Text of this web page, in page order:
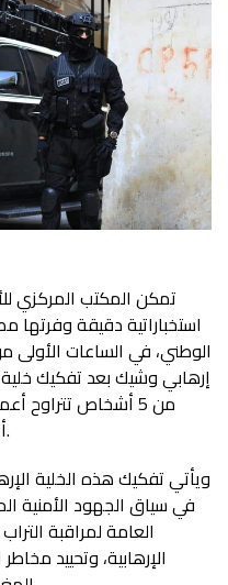
تمكن المكتب المركزي
استخباراتية دقيقة وفرتها
الوطني، في الساعات
إرهابي وشيك بعد تفكيك
أعلنوا ‘الولاء’ لتنظيم داعش الإرهابي.
ويأتي تفكيك هذه الخلية
في سياق الجهود الأمنية
العامة لمراقبة
الإرهابية، وتحييد